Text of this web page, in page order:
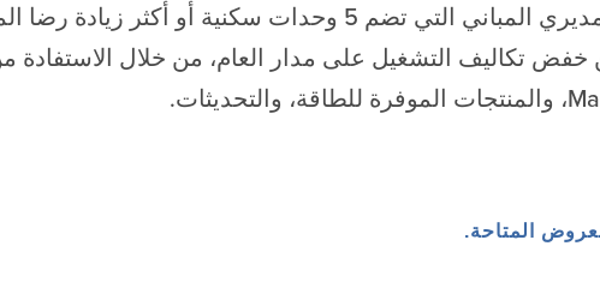
يمكن لمالكي العقارات أو مديري المباني التي تضم 5 وحدات سكنية أو أكثر
خفض تكاليف التشغيل على مدار العام، من خلال الاستفادة
المتاحة.